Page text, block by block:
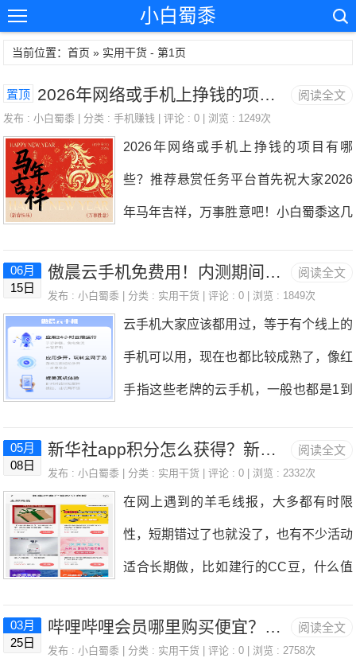
小白蜀黍
当前位置：首页 » 实用干货 - 第1页
阅读全文
置顶 2026年网络或手机上挣钱的项目有哪些？推荐悬赏任务平台
发布 :小白蜀黍 | 分类 :手机赚钱 | 评论 : 0 | 浏览 : 1249次
2026年网络或手机上挣钱的项目有哪
些？推荐悬赏任务平台首先祝大家2026
年马年吉祥，万事胜意吧！小白蜀黍这几
上班，空闲的很多时间都在砍传奇，投资
了，小白蜀黍的裤衩子都要亏没了，就算
是仇人，知道小白蜀黍买的是恒生科技指
数，应该也可以释怀了。再说说网站吧，
网站实在是没有了昔日的辉煌，哪些随随
便便写点文章就能获得流量的时代不复存
的佼佼者，其他都很难被搜索推荐到前面
阅读全文
06月
15日
傲晨云手机免费用！内测期间每天免费续费一天云手机
发布 :小白蜀黍 | 分类 : 实用干货 | 评论 : 0 | 浏览 : 1849次
云手机大家应该都用过，等于有个线上的
手机可以用，现在也都比较成熟了，像红
手指这些老牌的云手机，一般也都是1到
手机很难，今天小白蜀黍给大家推荐一下
最近挂机一个传奇手游在用的，之前每天
云手机到期以后要重新领取一台云手机，
阅读全文
05月
08日
新华社app积分怎么获得？新华社积分商城怎样兑换
发布 :小白蜀黍 | 分类 : 实用干货 | 评论 : 0 | 浏览 : 2332次
在网上遇到的羊毛线报，大多都有时限
性，短期错过了也就没了，也有不少活动
适合长期做，比如建行的CC豆，什么值
网的签到金，还有新华社的积分，这些活
阅读全文
03月
25日
哔哩哔哩会员哪里购买便宜？小白蜀黍105元买了B站年度大会员
发布 :小白蜀黍 | 分类 : 实用干货 | 评论 : 0 | 浏览 : 2758次